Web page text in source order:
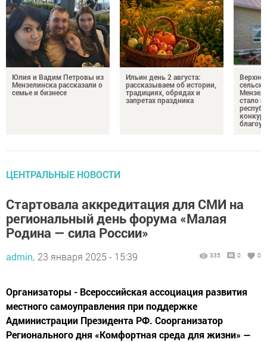
Юлия и Вадим Петровы из
Мензелинска рассказали о
семье и бизнесе
Ильин день 2 августа:
рассказываем об истории,
традициях, обрядах и
запретах праздника
стало
ЦЕНТРАЛЬНЫЕ НОВОСТИ
Стартовала аккредитация для СМИ на
региональный день форума «Малая
Родина — сила России»
admin, 23 января 2025 - 15:39 335 0 0
Организаторы - Всероссийская ассоциация развития
местного самоуправления при поддержке
Администрации Президента РФ. Соорганизатор
Регионального дня «Комфортная среда для жизни» —